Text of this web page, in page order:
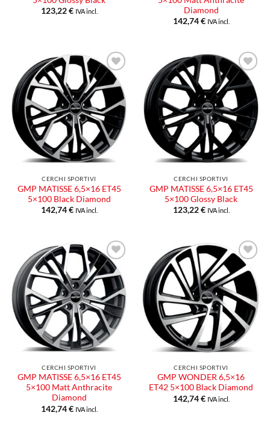
123,22€ IVA incl.
Diamond
142,74€ IVA incl.
CERCHI SPORTIVI
GMP MATISSE 6,5×16 ET45
5×100 Black Diamond
142,74€ IVA incl.
CERCHI SPORTIVI
GMP MATISSE 6,5×16 ET45
5×100 Glossy Black
123,22€ IVA incl.
CERCHI SPORTIVI
GMP MATISSE 6,5×16 ET45
5×100 Matt Anthracite
Diamond
142,74€ IVA incl.
CERCHI SPORTIVI
GMP WONDER 6,5×16
ET42 5×100 Black Diamond
142,74€ IVA incl.